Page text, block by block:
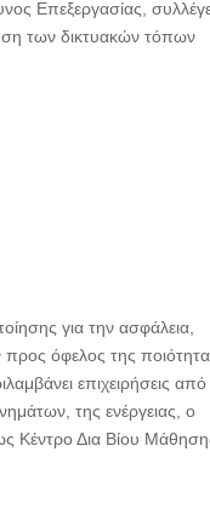
Επεξεργασίας,
των δικτυακών τόπων
για την ασφάλεια,
προς όφελος της
επιχειρήσεις από
της ενέργειας, ο
Κέντρο Δια Βίου